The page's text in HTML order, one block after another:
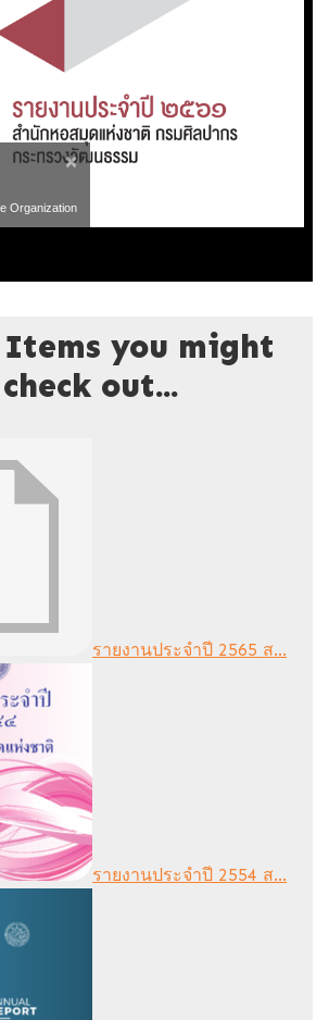
×
Organization
Items you might
out...
รายงานประจำปี 2565 ส...
รายงานประจำปี 2554 ส...